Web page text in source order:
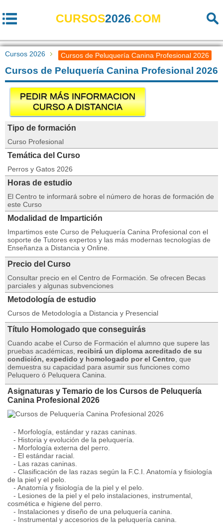
CURSOS2026.COM
Cursos 2026 Cursos de Peluquería Canina Profesional 2026
Cursos de Peluquería Canina Profesional 2026
PEDIR MÁS INFORMACION
CURSO A DISTANCIA
Tipo de formación
Curso Profesional
Temática del Curso
Perros y Gatos 2026
Horas de estudio
El Centro te informará sobre el número de horas de formación de
este Curso
Modalidad de Impartición
Impartimos este Curso de Peluquería Canina Profesional con el
soporte de Tutores expertos y las más modernas tecnologías de
Enseñanza a Distancia y Online.
Precio del Curso
Consultar precio en el Centro de Formación. Se ofrecen Becas
parciales y algunas subvenciones
Metodología de estudio
Cursos de Metodología a Distancia y Presencial
Título Homologado que conseguirás
Cuando acabe el Curso de Formación el alumno que supere las
pruebas académicas, recibirá un diploma acreditado de su
condición, expedido y homologado por el Centro , que
demuestra su capacidad para asumir sus funciones como
Peluquero ó Peluquera Canina.
Asignaturas y Temario de los Cursos de Peluquería
Canina Profesional 2026
- Morfología, estándar y razas caninas.
- Historia y evolución de la peluquería.
- Morfología externa del perro.
- El estándar racial.
- Las razas caninas.
- Clasificación de las razas según la F.C.I. Anatomía y fisiología
de la piel y el pelo.
- Anatomía y fisiología de la piel y el pelo.
- Lesiones de la piel y el pelo instalaciones, instrumental,
cosmética e higiene del perro.
- Instalaciones y diseño de una peluquería canina.
- Instrumental y accesorios de la peluquería canina.